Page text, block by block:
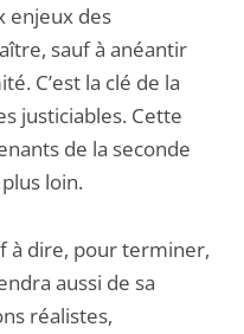
enjeux des
sauf à anéantir
C’est la clé de la
justiciables. Cette
de la seconde
loin.
à dire, pour terminer,
aussi de sa
réalistes,